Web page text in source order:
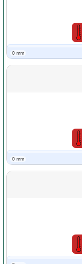
0 mm
0 mm